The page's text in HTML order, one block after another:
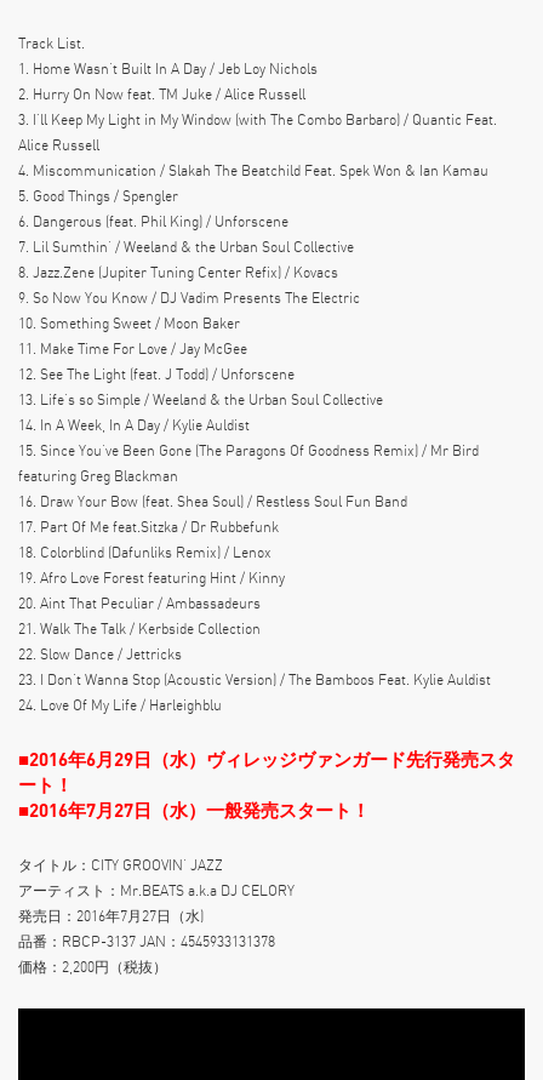
Track List.
1. Home Wasn’t Built In A Day / Jeb Loy Nichols
2. Hurry On Now feat. TM Juke / Alice Russell
3. I’ll Keep My Light in My Window (with The Combo Barbaro) / Quantic Feat.
Alice Russell
4. Miscommunication / Slakah The Beatchild Feat. Spek Won & Ian Kamau
5. Good Things / Spengler
6. Dangerous (feat. Phil King) / Unforscene
7. Lil Sumthin’ / Weeland & the Urban Soul Collective
8. Jazz.Zene (Jupiter Tuning Center Refix) / Kovacs
9. So Now You Know / DJ Vadim Presents The Electric
10. Something Sweet / Moon Baker
11. Make Time For Love / Jay McGee
12. See The Light (feat. J Todd) / Unforscene
13. Life’s so Simple / Weeland & the Urban Soul Collective
14. In A Week, In A Day / Kylie Auldist
15. Since You’ve Been Gone (The Paragons Of Goodness Remix) / Mr Bird
featuring Greg Blackman
16. Draw Your Bow (feat. Shea Soul) / Restless Soul Fun Band
17. Part Of Me feat.Sitzka / Dr Rubbefunk
18. Colorblind (Dafunliks Remix) / Lenox
19. Afro Love Forest featuring Hint / Kinny
20. Aint That Peculiar / Ambassadeurs
21. Walk The Talk / Kerbside Collection
22. Slow Dance / Jettricks
23. I Don’t Wanna Stop (Acoustic Version) / The Bamboos Feat. Kylie Auldist
24. Love Of My Life / Harleighblu
■2016年6月29日（水）ヴィレッジヴァンガード先行発売スタ
ート！
■2016年7月27日（水）一般発売スタート！
タイトル：CITY GROOVIN’ JAZZ
アーティスト：Mr.BEATS a.k.a DJ CELORY
発売日：2016年7月27日（水)
品番：RBCP-3137 JAN：4545933131378
価格：2,200円（税抜）